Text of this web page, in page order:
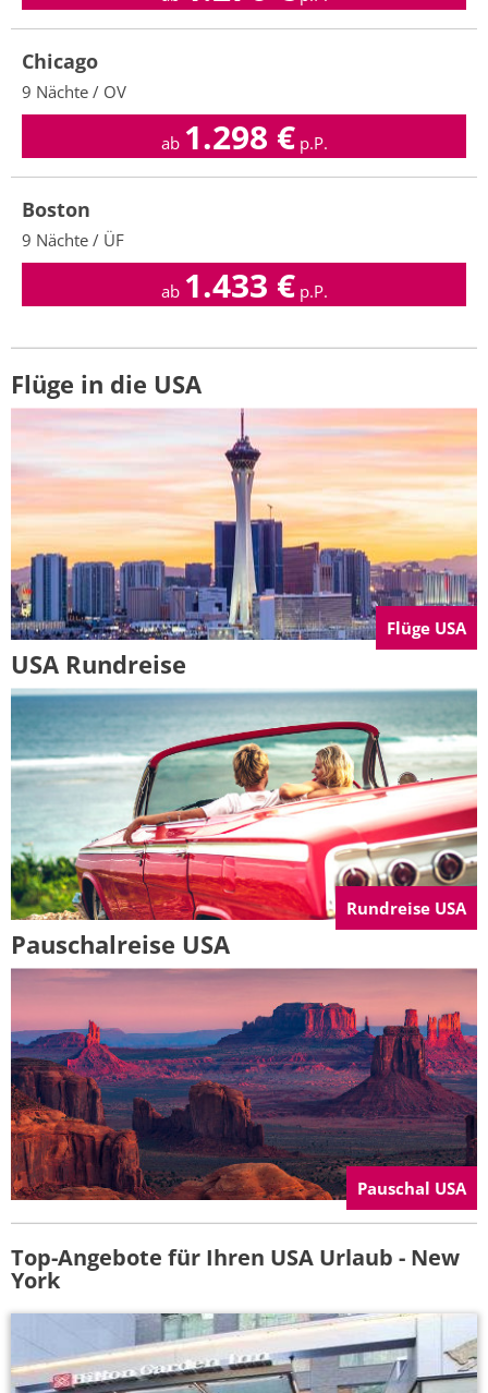
Chicago
9 Nächte / OV
ab 1.298 € p.P.
Boston
9 Nächte / ÜF
ab 1.433 € p.P.
Flüge in die USA
Flüge USA
USA Rundreise
Rundreise USA
Pauschalreise USA
Pauschal USA
Top-Angebote für Ihren USA Urlaub - New
York